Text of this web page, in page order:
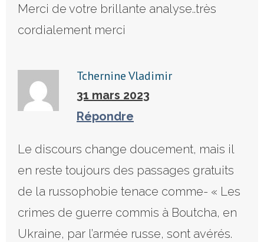
Merci de votre brillante analyse..très
cordialement merci
Tchernine Vladimir
31 mars 2023
Répondre
Le discours change doucement, mais il
en reste toujours des passages gratuits
de la russophobie tenace comme- « Les
crimes de guerre commis à Boutcha, en
Ukraine, par l’armée russe, sont avérés.